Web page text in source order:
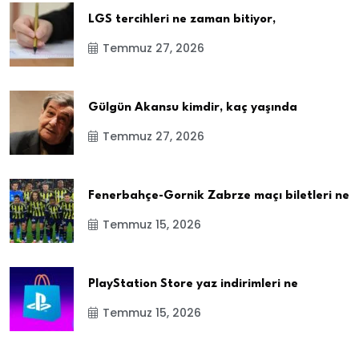
LGS tercihleri ne zaman bitiyor,
Temmuz 27, 2026
Gülgün Akansu kimdir, kaç yaşında
Temmuz 27, 2026
Fenerbahçe-Gornik Zabrze maçı biletleri ne
Temmuz 15, 2026
PlayStation Store yaz indirimleri ne
Temmuz 15, 2026